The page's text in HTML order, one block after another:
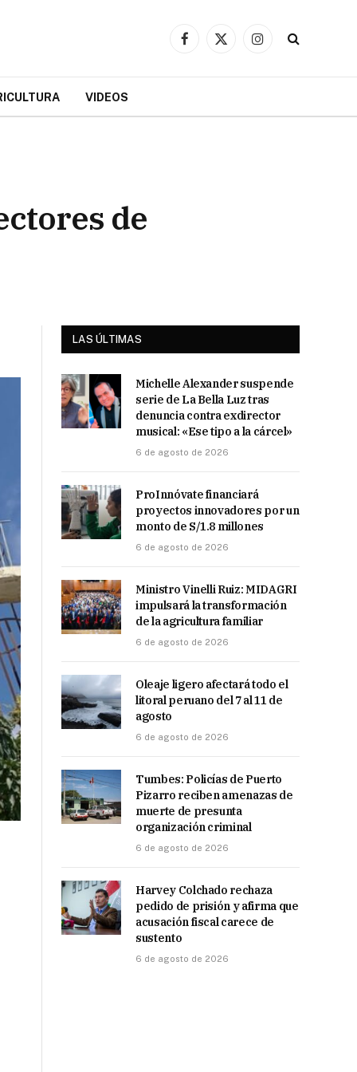
Facebook
X
Instagram
VIDEOS
de
LAS ÚLTIMAS
Michelle Alexander suspende
serie de La Bella Luz tras
denuncia contra exdirector
musical: «Ese tipo a la cárcel»
6 de agosto de 2026
ProInnóvate financiará
proyectos innovadores por un
monto de S/1.8 millones
6 de agosto de 2026
Ministro Vinelli Ruiz: MIDAGRI
impulsará la transformación
de la agricultura familiar
6 de agosto de 2026
Oleaje ligero afectará todo el
litoral peruano del 7 al 11 de
agosto
6 de agosto de 2026
Tumbes: Policías de Puerto
Pizarro reciben amenazas de
muerte de presunta
organización criminal
6 de agosto de 2026
Harvey Colchado rechaza
pedido de prisión y afirma que
acusación fiscal carece de
sustento
6 de agosto de 2026